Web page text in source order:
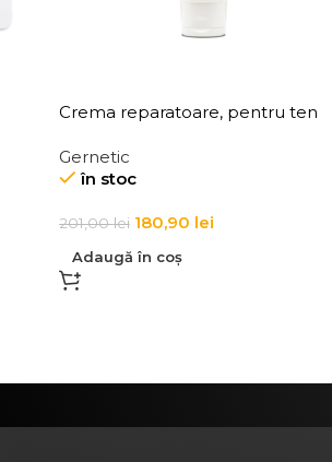
Crema reparatoare, pentru ten
Jeunes Skin Imperfections Cream
Gernetic
în stoc
201,00lei 180,90 lei
Adaugă în coș